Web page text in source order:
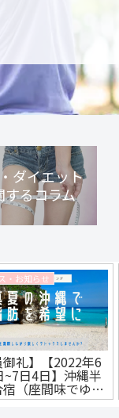
ダイエット
するコラム
・お知らせ
御礼】【2022年6
~7日4日】沖縄半
（座間味でゆる
ティング）【募